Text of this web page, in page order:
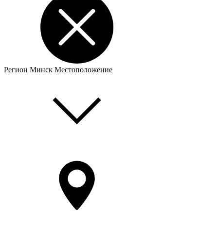
Регион Минск Местоположение